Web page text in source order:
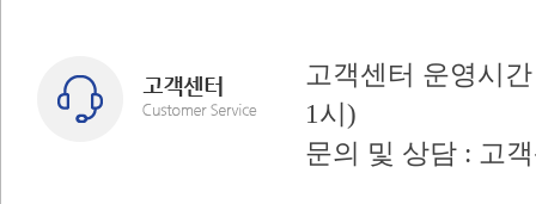
고객센터 운영시
1시)
문의 및 상담 : 고